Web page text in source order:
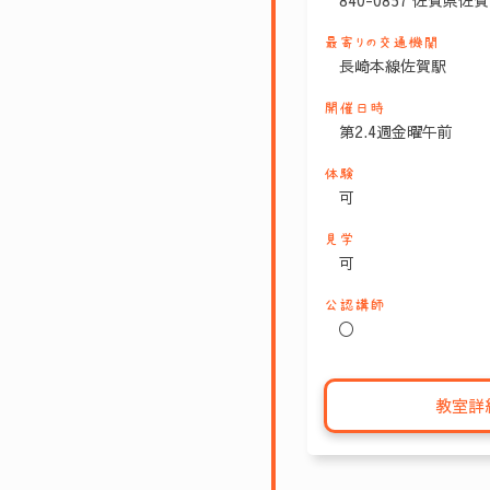
最寄りの交通機関
長崎本線佐賀駅
開催日時
第2.4週金曜午前
体験
可
見学
可
公認講師
〇
教室詳